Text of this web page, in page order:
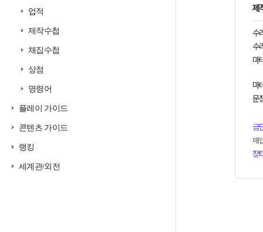
업적
제작수첩
채집수첩
상점
명령어
플레이 가이드
콘텐츠 가이드
랭킹
세계관/외전
제
수
수
마
마
문
금
매
장